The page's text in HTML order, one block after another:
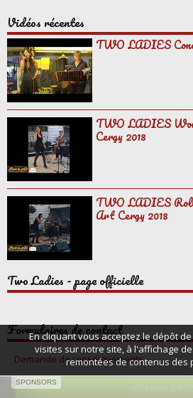
Vidéos récentes
TWO LADIES
TWO LADIES
Cergy 2018
TWO LADIES
Art Cergy 2018
Two Ladies - page officielle
Formulaires de contact
Demande de renseignements
SPONSORS
En cliquant vous acceptez le dépôt
visites sur notre site, à l'affichage
remontées de contenus des